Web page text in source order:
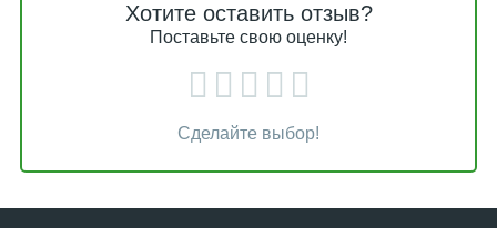
Хотите оставить отзыв?
Поставьте свою оценку!
Сделайте выбор!